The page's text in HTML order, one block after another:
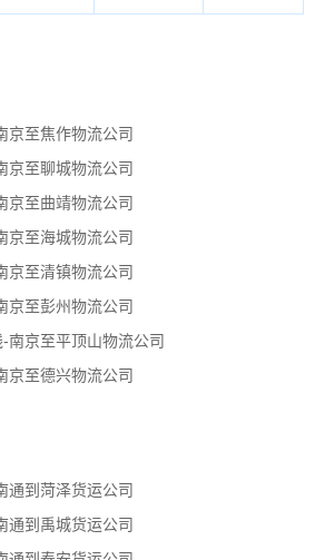
京至焦作物流公司
京至聊城物流公司
京至曲靖物流公司
京至海城物流公司
京至清镇物流公司
京至彭州物流公司
南京至平顶山物流公司
京至德兴物流公司
通到菏泽货运公司
通到禹城货运公司